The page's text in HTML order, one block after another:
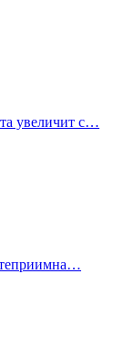
увеличит с…